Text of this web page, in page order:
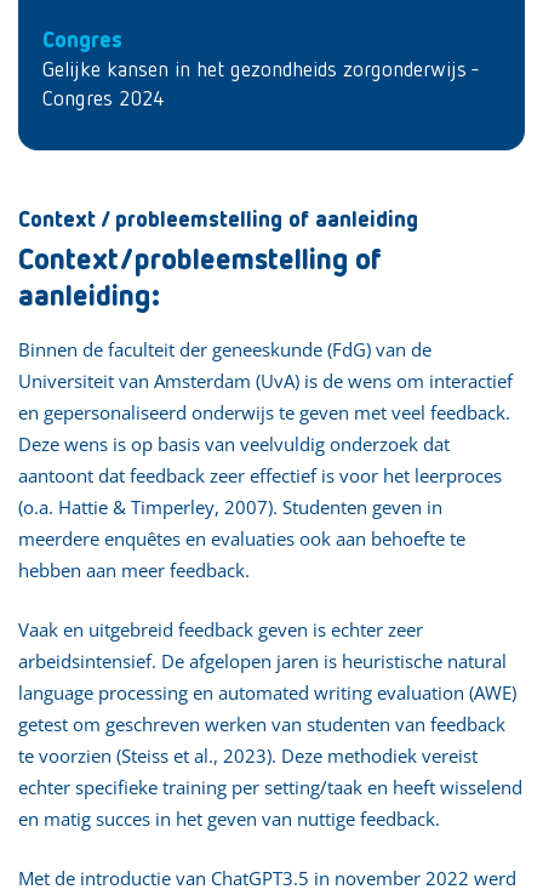
Congres
Gelijke kansen in het gezondheids zorgonderwijs -
Congres 2024
Context / probleemstelling of aanleiding
Context/probleemstelling of
aanleiding:
Binnen de faculteit der geneeskunde (FdG) van de
Universiteit van Amsterdam (UvA) is de wens om interactief
en gepersonaliseerd onderwijs te geven met veel feedback.
Deze wens is op basis van veelvuldig onderzoek dat
aantoont dat feedback zeer effectief is voor het leerproces
(o.a. Hattie & Timperley, 2007). Studenten geven in
meerdere enquêtes en evaluaties ook aan behoefte te
hebben aan meer feedback.
Vaak en uitgebreid feedback geven is echter zeer
arbeidsintensief. De afgelopen jaren is heuristische natural
language processing en automated writing evaluation (AWE)
getest om geschreven werken van studenten van feedback
te voorzien (Steiss et al., 2023). Deze methodiek vereist
echter specifieke training per setting/taak en heeft wisselend
en matig succes in het geven van nuttige feedback.
Met de introductie van ChatGPT3.5 in november 2022 werd